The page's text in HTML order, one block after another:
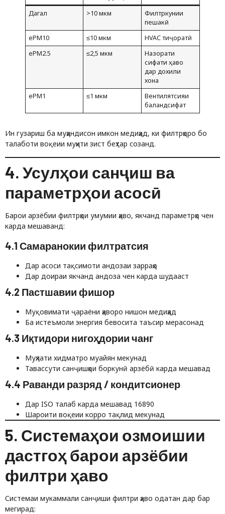
Дагал >10 мкм
Филтркунии
пешакӣ
ePM10
≤10 мкм
HVAC тиҷоратӣ
ePM2.5
≤2,5 мкм
Назорати
сифати ҳаво
дар дохили
хона
ePM1
≤1 мкм
Вентилятсияи
баландсифат
Ин гузариш ба муҳандисон имкон медиҳад, ки филтрҳоро бо
талаботи воқеии муҳити зист беҳтар созанд.
4. Усулҳои санҷиш ва
параметрҳои асосӣ
Барои арзёбии филтрҳои умумии ҳаво, якчанд параметрҳо чен
карда мешаванд:
4.1 Самаранокии филтратсия
Дар асоси тақсимоти андозаи зарраҳо
Дар доираи якчанд андоза чен карда шудааст
4.2 Пастшавии фишор
Муқовимати ҷараёни ҳаворо нишон медиҳад
Ба истеъмоли энергия бевосита таъсир мерасонад
4.3 Иқтидори нигоҳдории чанг
Муҳлати хидматро муайян мекунад
Тавассути санҷишҳои боркунӣ арзёбӣ карда мешавад
4.4 Раванди разряд / кондитсионер
Дар ISO талаб карда мешавад 16890
Шароити воқеии корро тақлид мекунад
5. Системаҳои озмоишии
дастгоҳ барои арзёбии
филтри ҳаво
Системаи мукаммали санҷиши филтри ҳаво одатан дар бар
мегирад: